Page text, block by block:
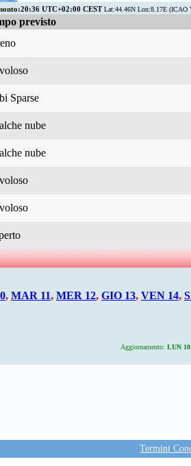
UTC+02:00 CESTLat:44.46N Lon:8.17E (ICAO
previsto
Sparse
nube
nube
, MAR 11, MER 12, GIO 13, VEN 14,
Aggiornamento: LUN 10
Termini